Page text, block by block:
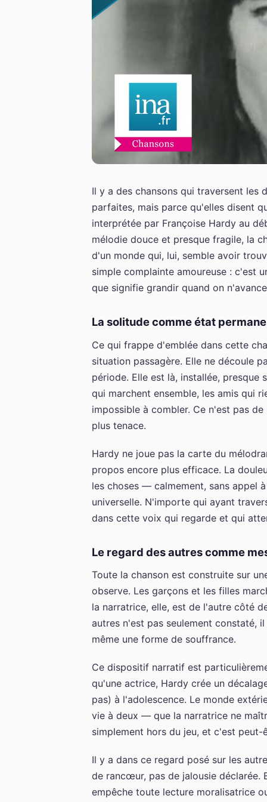
Il y a des chansons qui traversent les
parfaites, mais parce qu'elles disent
interprétée par Françoise Hardy au
mélodie douce et presque fragile, la
d'un monde qui, lui, semble avoir
simple complainte amoureuse : c'est
que signifie grandir quand on
La solitude comme état
Ce qui frappe d'emblée dans cette
situation passagère. Elle ne découle
période. Elle est là, installée,
qui marchent ensemble, les amis qui
impossible à combler. Ce n'est pas
plus tenace.
Hardy ne joue pas la carte du
propos encore plus efficace. La
les choses — calmement, sans appel
universelle. N'importe qui ayant
dans cette voix qui regarde et qui
Le regard des autres comme
Toute la chanson est construite sur
observe. Les garçons et les filles
la narratrice, elle, est de l'autre côté
autres n'est pas seulement constaté,
même une forme de souffrance.
Ce dispositif narratif est
qu'une actrice, Hardy crée un
pas) à l'adolescence. Le monde
vie à deux — que la narratrice ne
simplement hors du jeu, et c'est peut-
Il y a dans ce regard posé sur les
de rancœur, pas de jalousie déclarée.
empêche toute lecture moralisatrice